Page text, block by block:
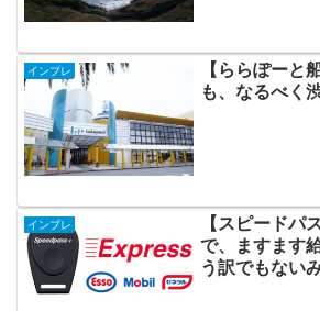
インプレ
【ららぽーと
も、なるべく
インプレ
【スピードパ
で、ますます
う訳でもない